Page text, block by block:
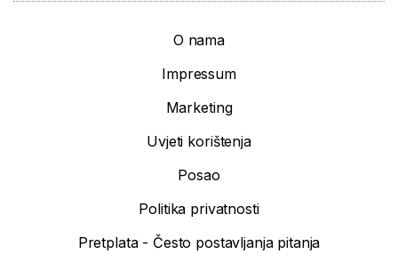
O nama
Impressum
Marketing
Uvjeti korištenja
Posao
Politika privatnosti
Pretplata - Često postavljanja pitanja